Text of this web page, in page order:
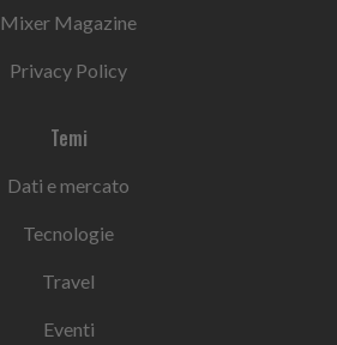
Mixer Magazine
Privacy Policy
Temi
Dati e mercato
Tecnologie
Travel
Eventi